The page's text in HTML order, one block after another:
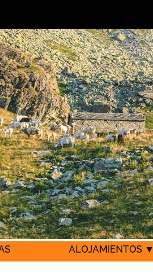
ALOJAMIENTOS ▼